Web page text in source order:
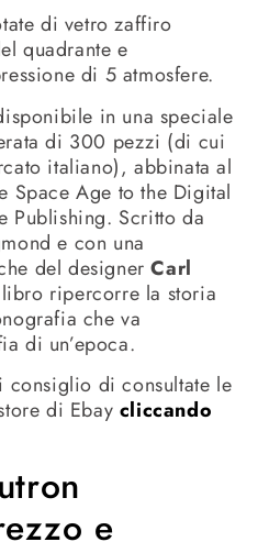
di vetro zaffiro
quadrante e
di 5 atmosfere.
in una speciale
di 300 pezzi (di cui
italiano), abbinata al
Space Age to the Digital
Publishing. Scritto da
e con una
del designer Carl
ripercorre la storia
che va
di un’epoca.
consiglio di consultate le
di Ebay cliccando
e